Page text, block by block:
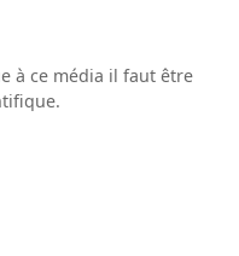
à ce média il faut être